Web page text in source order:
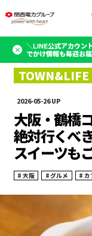
＼LINE公式アカウン
でかけ情報も毎週お
2026-05-26
大阪・鶴橋
絶対行くべ
スイーツも
大阪 グルメ カ